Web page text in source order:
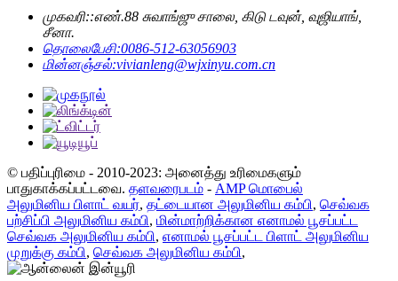
முகவரி::எண்.88 சுவாங்ஜு சாலை, கிடு டவுன், வுஜியாங்,
சீனா.
தொலைபேசி:0086-512-63056903
மின்னஞ்சல்:vivianleng@wjxinyu.com.cn
© பதிப்புரிமை - 2010-2023: அனைத்து உரிமைகளும்
பாதுகாக்கப்பட்டவை. தளவரைபடம் - AMP மொபைல்
அலுமினிய பிளாட் வயர், தட்டையான அலுமினிய கம்பி, செவ்வக
பற்சிப்பி அலுமினிய கம்பி, மின்மாற்றிக்கான எனாமல் பூசப்பட்ட
செவ்வக அலுமினிய கம்பி, எனாமல் பூசப்பட்ட பிளாட் அலுமினிய
முறுக்கு கம்பி, செவ்வக அலுமினிய கம்பி,